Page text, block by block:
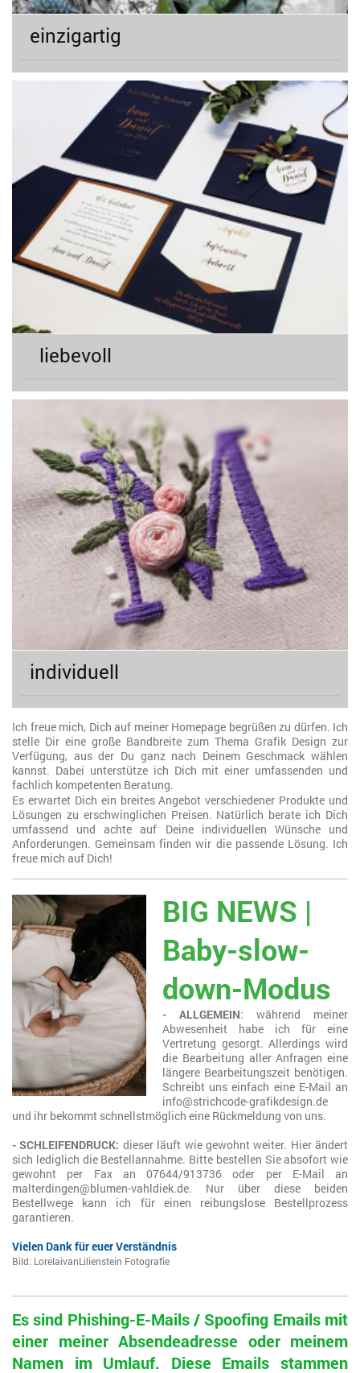
einzigartig
liebevoll
individuell
Ich freue mich, Dich auf meiner Homepage begrüßen zu dürfen. Ich
stelle Dir eine große Bandbreite zum Thema Grafik Design zur
Verfügung, aus der Du ganz nach Deinem Geschmack wählen
kannst. Dabei unterstütze ich Dich mit einer umfassenden und
fachlich kompetenten Beratung.
Es erwartet Dich ein breites Angebot verschiedener Produkte und
Lösungen zu erschwinglichen Preisen. Natürlich berate ich Dich
umfassend und achte auf Deine individuellen Wünsche und
Anforderungen. Gemeinsam finden wir die passende Lösung. Ich
freue mich auf Dich!
BIG NEWS |
Baby-slow-
down-Modus
- ALLGEMEIN: während meiner
Abwesenheit habe ich für eine
Vertretung gesorgt. Allerdings wird
die Bearbeitung aller Anfragen eine
längere Bearbeitungszeit benötigen.
Schreibt uns einfach eine E-Mail an
info@strichcode-grafikdesign.de
und ihr bekommt schnellstmöglich eine Rückmeldung von uns.
- SCHLEIFENDRUCK: dieser läuft wie gewohnt weiter. Hier ändert
sich lediglich die Bestellannahme. Bitte bestellen Sie absofort wie
gewohnt per Fax an 07644/913736 oder per E-Mail an
malterdingen@blumen-vahldiek.de. Nur über diese beiden
Bestellwege kann ich für einen reibungslose Bestellprozess
garantieren.
Vielen Dank für euer Verständnis
Bild: LorelaivanLilienstein Fotografie
Es sind Phishing-E-Mails / Spoofing Emails mit
einer meiner Absendeadresse oder meinem
Namen im Umlauf. Diese Emails stammen